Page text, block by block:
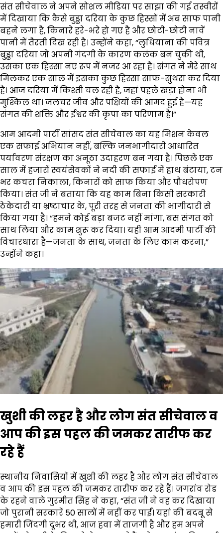
संत सीचेवाल ने अपने सोशल मीडिया पर साझा की गई तस्वीरों
में दिखाया कि कैसे बुड्ढा दरिया के कुछ हिस्सों में अब साफ पानी
बहने लगा है, किनारे हरे-भरे हो गए है और छोटी-छोटी नावें
पानी में तैरती दिख रही है। उन्होंने कहा, “लुधियाना की पवित्र
बुड्ढा दरिया जो अपनी गंदगी के कारण कलंक बन चुकी थी,
उसका एक हिस्सा नए रूप में नजर आ रहा है। संगत ने मेरे साथ
मिलकर एक साल में इसका कुछ हिस्सा साफ-सुथरा कर दिया
है। आज दरिया में किश्ती चल रही है, जहां पहले खड़ा होना भी
मुश्किल था। जलचर जीव और पक्षियों की आमद हुई है—यह
संगत की शक्ति और ईश्वर की कृपा का परिणाम है।”
आम आदमी पार्टी सांसद संत सीचेवाल का यह मिशन केवल
एक सफाई अभियान नहीं, बल्कि जनभागीदारी आधारित
पर्यावरण संरक्षण का अनूठा उदाहरण बन गया है। पिछले एक
साल में हजारों स्वयंसेवकों ने नदी की सफाई में हाथ बंटाया, टन
भर कचरा निकाला, किनारों को साफ किया और पौधरोपण
किया। संत जी ने बताया कि यह काम बिना किसी सरकारी
ठेकेदारी या भ्रष्टाचार के, पूरी तरह से जनता की भागीदारी से
किया गया है। “हमने कोई बड़ा बजट नहीं मांगा, बस संगत को
साथ लिया और काम शुरू कर दिया। यही आम आदमी पार्टी की
विचारधारा है—जनता के साथ, जनता के लिए काम करना,”
उन्होंने कहा।
खुशी की लहर है और लोग संत सीचेवाल व
आप की इस पहल की जमकर तारीफ कर
रहे हैं
स्थानीय निवासियों में खुशी की लहर है और लोग संत सीचेवाल
व आप की इस पहल की जमकर तारीफ कर रहे हैं। जगरांव रोड
के रहने वाले गुरमीत सिंह ने कहा, “संत जी ने वह कर दिखाया
जो पुरानी सरकारें 50 सालों में नहीं कर पाईं। यहां की बदबू से
हमारी जिंदगी दूभर थी, आज हवा में ताजगी है और हम अपने